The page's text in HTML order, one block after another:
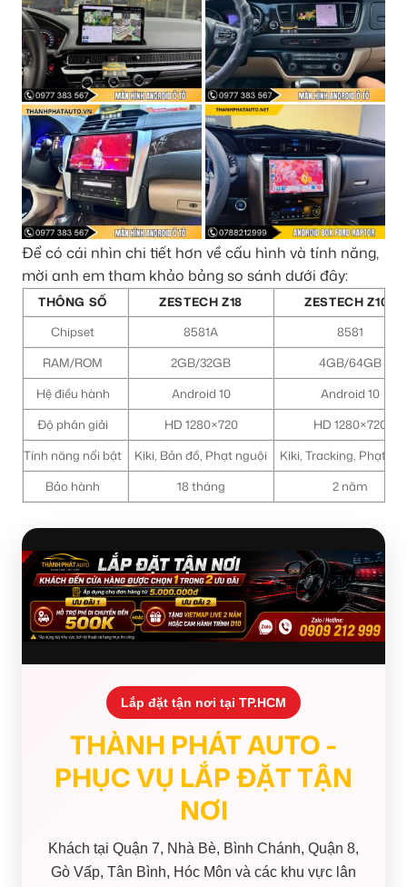
Để có cái nhìn chi tiết hơn về cấu hình và tính năng,
mời anh em tham khảo bảng so sánh dưới đây:
THÔNG SỐ ZESTECH Z18
ZESTECH Z100
Chipset
8581A
8581
RAM/ROM
2GB/32GB
4GB/64GB
Hệ điều hành
Android 10
Android 10
Độ phân giải
HD 1280×720
HD 1280×720
Tính năng nổi bật
Kiki, Bản đồ, Phạt nguội
Kiki, Tracking, Phạt
Bảo hành
18 tháng 2 năm
Lắp đặt tận nơi tại TP.HCM
THÀNH PHÁT AUTO -
PHỤC VỤ LẮP ĐẶT TẬN
NƠI
Khách tại Quận 7, Nhà Bè, Bình Chánh, Quận 8,
Gò Vấp, Tân Bình, Hóc Môn và các khu vực lân